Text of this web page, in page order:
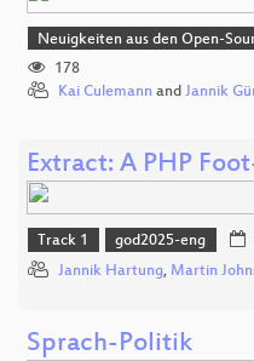
Neuigkeiten aus den Open-
178
Kai Culemann and Jannik
Extract: A PHP
Track 1 god2025-eng
Jannik Hartung, Martin
Sprach-Politik